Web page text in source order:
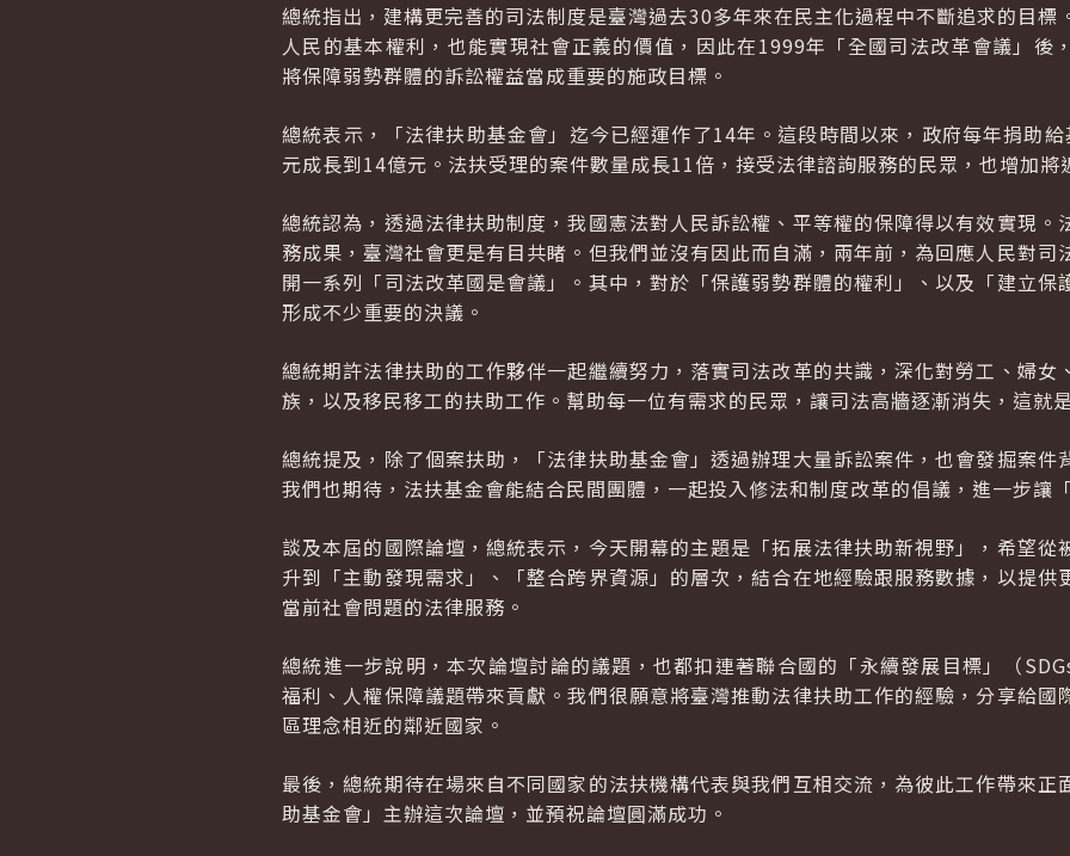
總統指出，建構更完善的司法制度是臺灣過去30多年來在民主化過程中不斷追求的目標
人民的基本權利，也能實現社會正義的價值，因此在1999年「全國司法改革會議」後
將保障弱勢群體的訴訟權益當成重要的施政目標。
總統表示，「法律扶助基金會」迄今已經運作了14年。這段時間以來，政府每年捐助
元成長到14億元。法扶受理的案件數量成長11倍，接受法律諮詢服務的民眾，也增加將
總統認為，透過法律扶助制度，我國憲法對人民訴訟權、平等權的保障得以有效實現。
務成果，臺灣社會更是有目共睹。但我們並沒有因此而自滿，兩年前，為回應人民對司
開一系列「司法改革國是會議」。其中，對於「保護弱勢群體的權利」、以及「建立保
形成不少重要的決議。
總統期許法律扶助的工作夥伴一起繼續努力，落實司法改革的共識，深化對勞工、婦女
族，以及移民移工的扶助工作。幫助每一位有需求的民眾，讓司法高牆逐漸消失，這就
總統提及，除了個案扶助，「法律扶助基金會」透過辦理大量訴訟案件，也會發掘案件
我們也期待，法扶基金會能結合民間團體，一起投入修法和制度改革的倡議，進一步讓
談及本屆的國際論壇，總統表示，今天開幕的主題是「拓展法律扶助新視野」，希望從
升到「主動發現需求」、「整合跨界資源」的層次，結合在地經驗跟服務數據，以提供
當前社會問題的法律服務。
總統進一步說明，本次論壇討論的議題，也都扣連著聯合國的「永續發展目標」（
福利、人權保障議題帶來貢獻。我們很願意將臺灣推動法律扶助工作的經驗，分享給國
區理念相近的鄰近國家。
最後，總統期待在場來自不同國家的法扶機構代表與我們互相交流，為彼此工作帶來正
助基金會」主辦這次論壇，並預祝論壇圓滿成功。